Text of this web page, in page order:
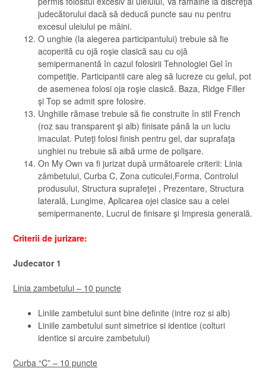
judecătorului dacă să deducă puncte sau nu pentru
excesul uleiului pe mâini.
O unghie (la alegerea participantului) trebuie să fie
acoperită cu ojă roşie clasică sau cu ojă
semipermanentă în cazul folosirii Tehnologiei Gel în
competiţie. Participantii care aleg să lucreze cu gelul, pot
de asemenea folosi oja roşie clasică. Baza, Ridge Filler
şi Top se admit spre folosire.
Unghiile rămase trebuie să fie construite în stil French
(roz sau transparent şi alb) finisate până la un luciu
imaculat. Puteţi folosi finish pentru gel, dar suprafaţa
unghiei nu trebuie să aibă urme de polişare.
On My Own va fi jurizat după următoarele criterii: Linia
zâmbetului, Curba C, Zona cuticulei,Forma, Controlul
produsului, Structura suprafeţei , Prezentare, Structura
laterală, Lungime, Aplicarea ojei clasice sau a celei
semipermanente, Lucrul de finisare şi Impresia generală.
Criterii de jurizare:
Judecator 1
Linia zambetului – 10 puncte
Liniile zambetului sunt bine definite (intre roz si alb)
Liniile zambetului sunt simetrice si identice (colturi
identice si arcuire zambetului)
Curba “C” – 10 puncte